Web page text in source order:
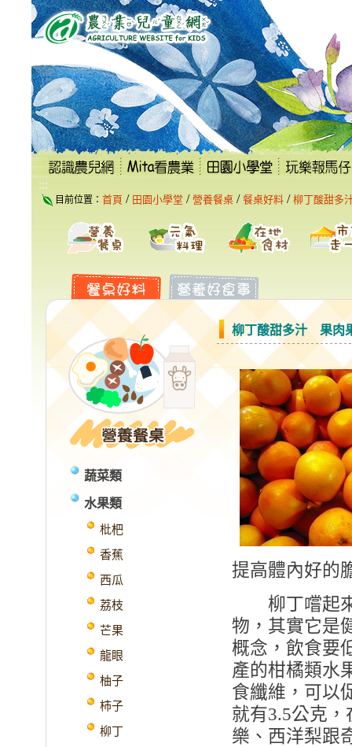
跳
到
要
內
容
區
塊
:::
目前位置： 首頁 / 田園小學堂 / 營養餐桌 / 餐桌好料 / 柳丁酸甜多
蔬菜類
水果類
枇杷
香蕉
西瓜
荔枝
芒果
龍眼
柚子
柿子
柳丁
柳丁酸甜多汁 果肉
提高體內好的
柳丁嚐起來
物，其實它是
概念，飲食要
產的柑橘類水
食纖維，可以
就有3.5公克，
樂、西洋梨跟